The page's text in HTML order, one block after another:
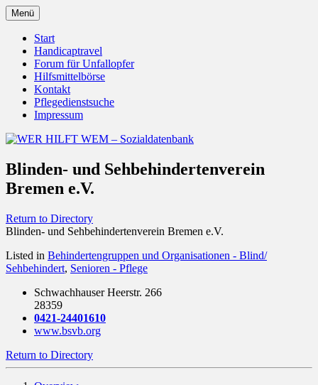
Zum
Inhalt
springen
WER HILFT WEM –
Sozialdatenbank
Menü
Start
Handicaptravel
Forum für Unfallopfer
Hilfsmittelbörse
Kontakt
Pflegedienstsuche
Impressum
Blinden- und Sehbehindertenverein
Bremen e.V.
Return to Directory
Blinden- und Sehbehindertenverein Bremen e.V.
Listed in Behindertengruppen und Organisationen - Blind/
Sehbehindert, Senioren - Pflege
Schwachhauser Heerstr. 266
28359
0421-24401610
www.bsvb.org
Return to Directory